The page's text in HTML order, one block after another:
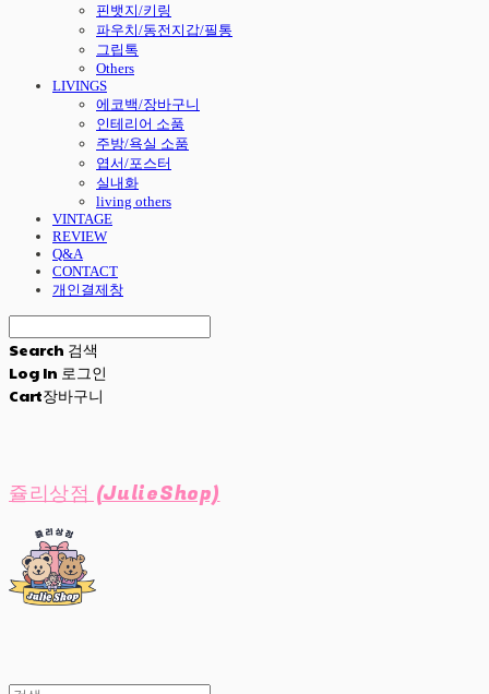
핀뱃지/키링
파우치/동전지갑/필통
그립톡
Others
LIVINGS
에코백/장바구니
인테리어 소품
주방/욕실 소품
엽서/포스터
실내화
living others
VINTAGE
REVIEW
Q&A
CONTACT
개인결제창
Search 검색
Log In 로그인
Cart장바구니
쥴리상점 (JulieShop)